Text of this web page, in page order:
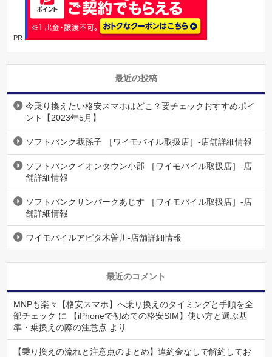
PR
最近の投稿
今乗り換えたい格安スマホはどこ？要チェックおすすめポイ
ント【2023年5月】
ソフトバンク我孫子 ［ワイモバイル取扱店］-店舗詳細情報
ソフトバンクイオンタウン小郡 ［ワイモバイル取扱店］-店
舗詳細情報
ソフトバンクサンパークあじす ［ワイモバイル取扱店］-店
舗詳細情報
ワイモバイルアピタ木曽川-店舗詳細情報
最近のコメント
MNPも楽々【格安スマホ】へ乗り換えのタイミングと手順を全
部チェック に
【iPhoneで初めての格安SIM】使い方と選ぶ基
準・乗換えの際の注意点 より
【乗り換えの流れと注意点のまとめ】違約金なしで解約してお